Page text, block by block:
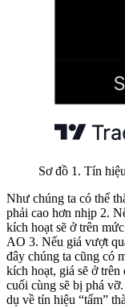
Sơ đồ 1. Tín
Như chúng ta có thể
phải cao hơn nhịp 2.
kích hoạt sẽ ở trên
AO 3. Nếu giá vượt
đây chúng ta cũng có
kích hoạt, giá sẽ ở
cuối cùng sẽ bị phá
dụ về tín hiệu “tấm”